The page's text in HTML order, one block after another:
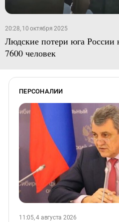
20:28, 10 октября 2025
Людские потери юга России
7600 человек
ПЕРСОНАЛИИ
11:05, 4 августа 2026